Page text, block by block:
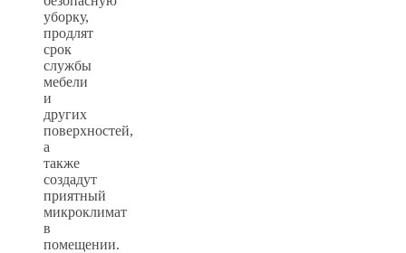
уборку,
продлят
срок
службы
мебели
и
других
поверхностей,
а
также
создадут
приятный
микроклимат
в
помещении.